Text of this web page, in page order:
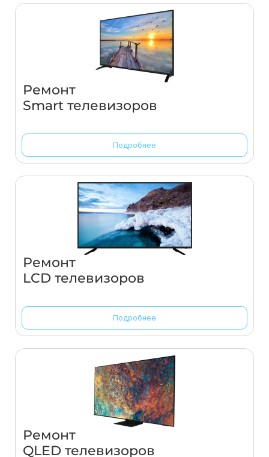
Ремонт
Smart телевизоров
Подробнее
Ремонт
LCD телевизоров
Подробнее
Ремонт
QLED телевизоров